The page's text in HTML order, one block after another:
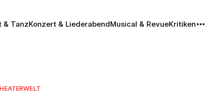
& TanzKonzert & LiederabendMusical & RevueKritiken